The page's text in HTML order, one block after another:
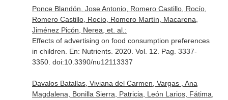
Ponce Blandón, Jose Antonio, Romero Castillo, Rocío,
Romero Castillo, Rocío, Romero Martín, Macarena,
Jiménez Picón, Nerea, et. al.:
Effects of advertising on food consumption preferences
in children. En: Nutrients. 2020. Vol. 12. Pag. 3337-
3350. doi:10.3390/nu12113337
Davalos Batallas, Viviana del Carmen, Vargas , Ana
Magdalena, Bonilla Sierra, Patricia, León Larios, Fátima,